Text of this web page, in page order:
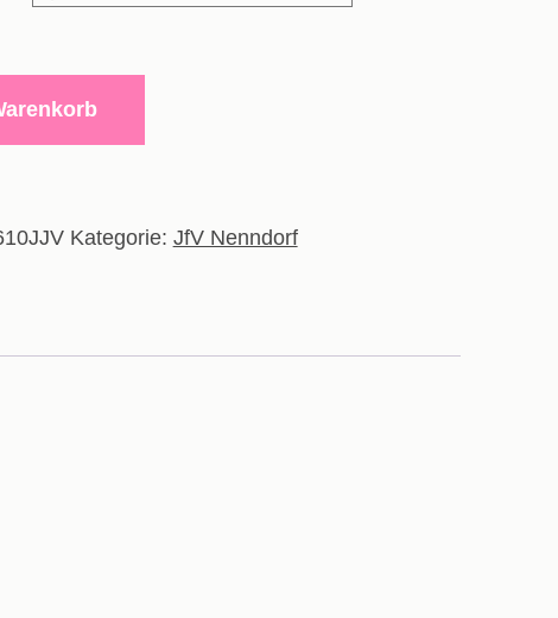
Kategorie: JfV Nenndorf